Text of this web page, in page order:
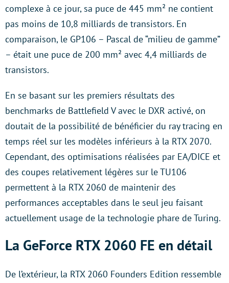
complexe à ce jour, sa puce de 445 mm² ne contient
pas moins de 10,8 milliards de transistors. En
comparaison, le GP106 – Pascal de “milieu de gamme”
– était une puce de 200 mm² avec 4,4 milliards de
transistors.
En se basant sur les premiers résultats des
benchmarks de Battlefield V avec le DXR activé, on
doutait de la possibilité de bénéficier du ray tracing en
temps réel sur les modèles inférieurs à la RTX 2070.
Cependant, des optimisations réalisées par EA/DICE et
des coupes relativement légères sur le TU106
permettent à la RTX 2060 de maintenir des
performances acceptables dans le seul jeu faisant
actuellement usage de la technologie phare de Turing.
La GeForce RTX 2060 FE en détail
De l’extérieur, la RTX 2060 Founders Edition ressemble